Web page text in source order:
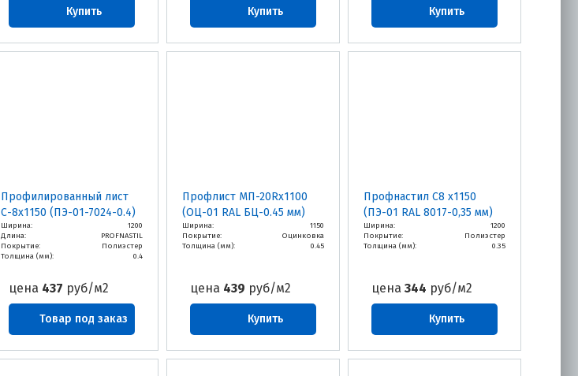
Купить Купить Купить
Профилированный лист
С-8х1150 (ПЭ-01-7024-0.4)
Ширина:
1200
Длина:
PROFNASTIL
Покрытие:
Полиэстер
Толщина (мм):
0.4
цена 437 руб/м2
Товар под заказ
Профлист МП-20Rх1100
(ОЦ-01 RAL БЦ-0.45 мм)
Ширина:
1150
Покрытие:
Оцинковка
Толщина (мм):
0.45
цена 439 руб/м2
Купить
Профнастил С8 х1150
(ПЭ-01 RAL 8017-0,35 мм)
Ширина:
1200
Покрытие:
Полиэстер
Толщина (мм):
0.35
цена 344 руб/м2
Купить